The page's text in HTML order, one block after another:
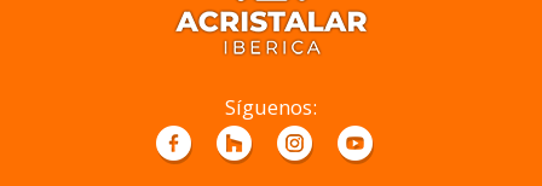
Síguenos: